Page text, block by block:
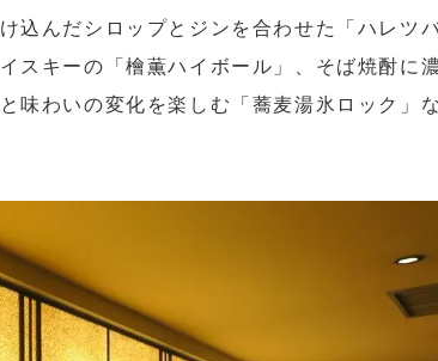
込んだシロップとジンを合わせた「ハレツ
スキーの「檜薫ハイボール」、そば焼酎に
味わいの変化を楽しむ「蕎麦湯氷ロック」